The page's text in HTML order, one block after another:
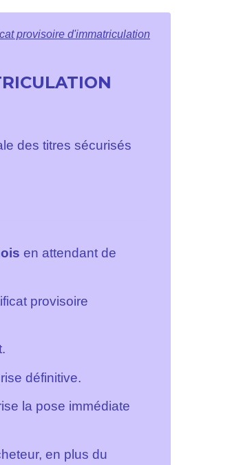
provisoire d'immatriculation
des titres sécurisés
en attendant de
provisoire
définitive.
la pose immédiate
en plus du